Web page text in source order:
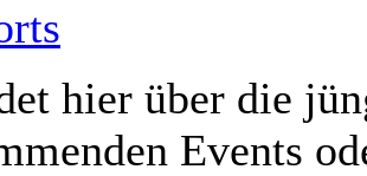
hier über die
Events